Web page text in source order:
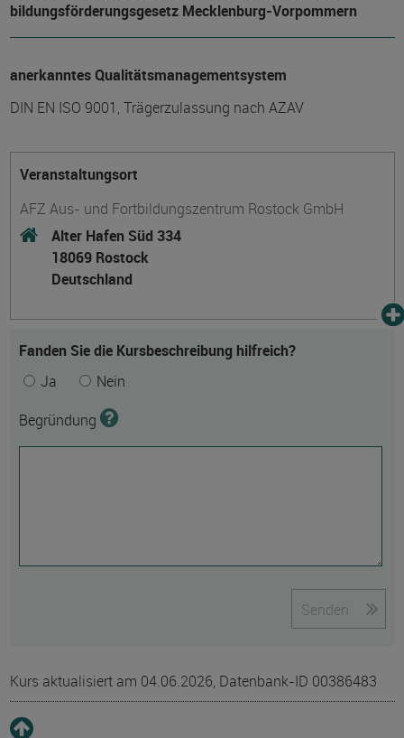
bildungs­förderungs­gesetz Mecklenburg-Vorpommern
anerkanntes Qualitätsmanagementsystem
DIN EN ISO 9001, Trägerzulassung nach AZAV
Veranstaltungsort
AFZ Aus- und Fortbildungszentrum Rostock GmbH
Alter Hafen Süd 334
18069 Rostock
Deutschland
Fanden Sie die Kursbeschreibung hilfreich?
Ja
Nein
Begründung
Senden
Kurs aktualisiert am 04.06.2026, Datenbank-ID 00386483